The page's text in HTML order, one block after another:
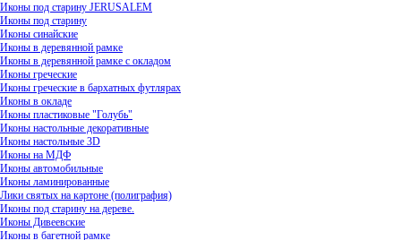
Иконы под старину JERUSALEM
Иконы под старину
Иконы синайские
Иконы в деревянной рамке
Иконы в деревянной рамке с окладом
Иконы греческие
Иконы греческие в бархатных футлярах
Иконы в окладе
Иконы пластиковые "Голубь"
Иконы настольные декоративные
Иконы настольные 3D
Иконы на МДФ
Иконы автомобильные
Иконы ламинированные
Лики святых на картоне (полиграфия)
Иконы под старину на дереве.
Иконы Дивеевские
Иконы в багетной рамке